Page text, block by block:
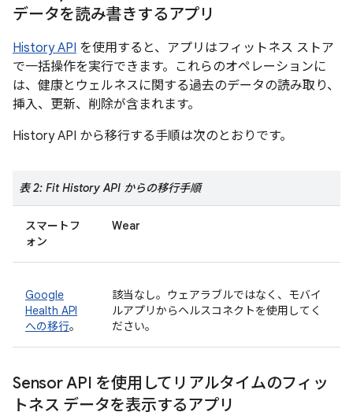
データを読み書きするアプリ
History API を使用すると、アプリはフィットネス ストア
で一括操作を実行できます。これらのオペレーションに
は、健康とウェルネスに関する過去のデータの読み取り、
挿入、更新、削除が含まれます。
History API から移行する手順は次のとおりです。
表 2: Fit History API からの移行手順
スマートフ
ォン
Wear
Google
Health API
への移行。
該当なし。ウェアラブルではなく、モバイ
ルアプリからヘルスコネクトを使用してく
ださい。
Sensor API を使用してリアルタイムのフィッ
トネス データを表示するアプリ